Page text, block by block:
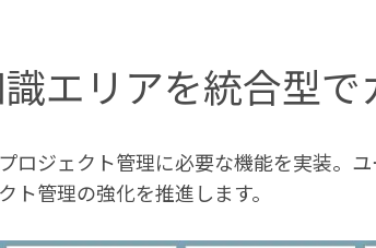
エリアを統合型で
ロジェクト管理に必要な機能を実装。
管理の強化を推進します。